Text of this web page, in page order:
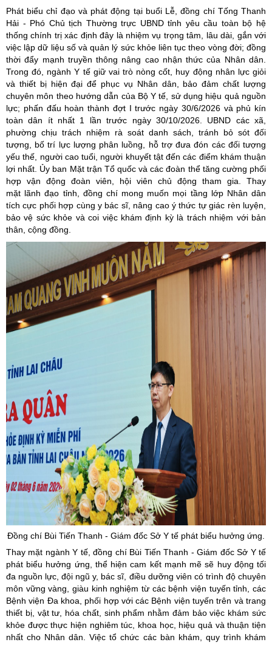
Phát biểu chỉ đạo và phát động tại buổi Lễ, đồng chí Tống Thanh
Hải - Phó Chủ tịch Thường trực UBND tỉnh yêu cầu toàn bộ hệ
thống chính trị xác định đây là nhiệm vụ trọng tâm, lâu dài, gắn với
việc lập dữ liệu số và quản lý sức khỏe liên tục theo vòng đời; đồng
thời đẩy mạnh truyền thông nâng cao nhận thức của Nhân dân.
Trong đó, ngành Y tế giữ vai trò nòng cốt, huy động nhân lực giỏi
và thiết bị hiện đại để phục vụ Nhân dân, bảo đảm chất lượng
chuyên môn theo hướng dẫn của Bộ Y tế, sử dụng hiệu quả nguồn
lực; phấn đấu hoàn thành đợt I trước ngày 30/6/2026 và phủ kín
toàn dân ít nhất 1 lần trước ngày 30/10/2026. UBND các xã,
phường chịu trách nhiệm rà soát danh sách, tránh bỏ sót đối
tượng, bố trí lực lượng phân luồng, hỗ trợ đưa đón các đối tượng
yếu thế, người cao tuổi, người khuyết tật đến các điểm khám thuận
lợi nhất. Ủy ban Mặt trận Tổ quốc và các đoàn thể tăng cường phối
hợp vận động đoàn viên, hội viên chủ động tham gia. Thay
mặt lãnh đạo tỉnh, đồng chí mong muốn mọi tầng lớp Nhân dân
tích cực phối hợp cùng y bác sĩ, nâng cao ý thức tự giác rèn luyện,
bảo vệ sức khỏe và coi việc khám định kỳ là trách nhiệm với bản
thân, cộng đồng.
Đồng chí Bùi Tiến Thanh - Giám đốc Sở Y tế phát biểu hưởng ứng.
Thay mặt ngành Y tế, đồng chí Bùi Tiến Thanh - Giám đốc Sở Y tế
phát biểu hưởng ứng, thể hiện cam kết mạnh mẽ sẽ huy động tối
đa nguồn lực, đội ngũ y, bác sĩ, điều dưỡng viên có trình độ chuyên
môn vững vàng, giàu kinh nghiệm từ các bệnh viện tuyến tỉnh, các
Bệnh viện Đa khoa, phối hợp với các Bệnh viện tuyến trên và trang
thiết bị, vật tư, hóa chất, sinh phẩm nhằm đảm bảo việc khám sức
khỏe được thực hiện nghiêm túc, khoa học, hiệu quả và thuận tiện
nhất cho Nhân dân. Việc tổ chức các bàn khám, quy trình khám